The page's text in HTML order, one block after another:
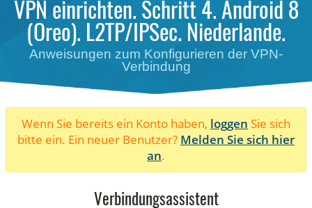
VPN einrichten. Schritt 4. Android 8
(Oreo). L2TP/IPSec. Niederlande.
Anweisungen zum Konfigurieren der VPN-
Verbindung
Wenn Sie bereits ein Konto haben, loggen Sie sich
bitte ein. Ein neuer Benutzer? Melden Sie sich hier
an.
Verbindungsassistent